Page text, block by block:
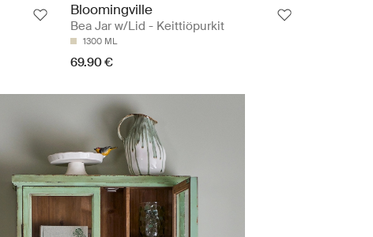
Bloomingville
Bea Jar w/Lid - Keittiöpurkit
1300 ML
69.90 €